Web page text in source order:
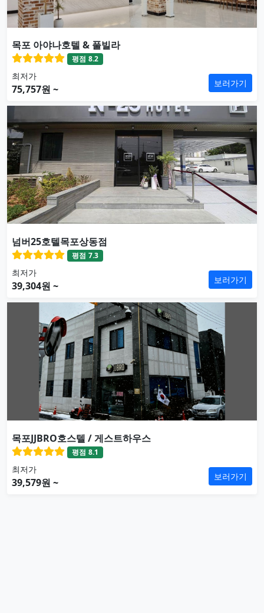
목포 아야나호텔 & 풀빌라
평점 8.2
최저가
75,757원 ~ 보러가기
넘버25호텔목포상동점
평점 7.3
최저가
39,304원 ~ 보러가기
목포JJBRO호스텔 / 게스트하우스
평점 8.1
최저가
39,579원 ~ 보러가기